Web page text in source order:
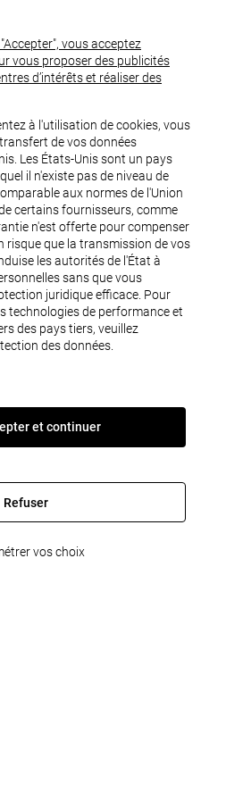
OUPS...
est survenue.
vous acceptez
vous proposer des publicités
d’intérêts et réaliser des
à l'utilisation de cookies, vous
de vos données
Les États-Unis sont un pays
il n'existe pas de niveau de
aux normes de l'Union
certains fournisseurs, comme
n'est offerte pour compenser
risque que la transmission de vos
les autorités de l'État à
sans que vous
juridique efficace. Pour
technologies de performance et
des pays tiers, veuillez
des données.
Refuser
et continuer
vos choix